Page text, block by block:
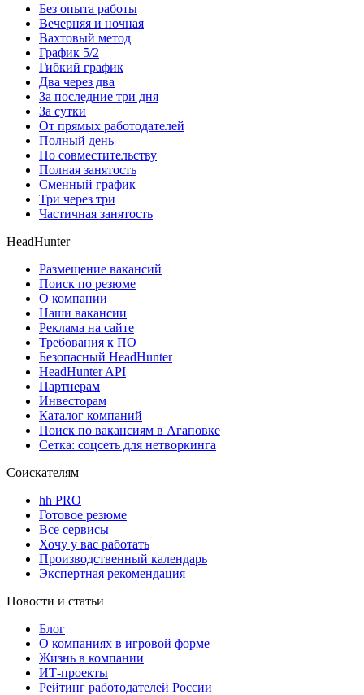
Без опыта работы
Вечерняя и ночная
Вахтовый метод
График 5/2
Гибкий график
Два через два
За последние три дня
За сутки
От прямых работодателей
Полный день
По совместительству
Полная занятость
Сменный график
Три через три
Частичная занятость
HeadHunter
Размещение вакансий
Поиск по резюме
О компании
Наши вакансии
Реклама на сайте
Требования к ПО
Безопасный HeadHunter
HeadHunter API
Партнерам
Инвесторам
Каталог компаний
Поиск по вакансиям в Агаповке
Сетка: соцсеть для нетворкинга
Соискателям
hh PRO
Готовое резюме
Все сервисы
Хочу у вас работать
Производственный календарь
Экспертная рекомендация
Новости и статьи
Блог
О компаниях в игровой форме
Жизнь в компании
ИТ-проекты
Рейтинг работодателей России